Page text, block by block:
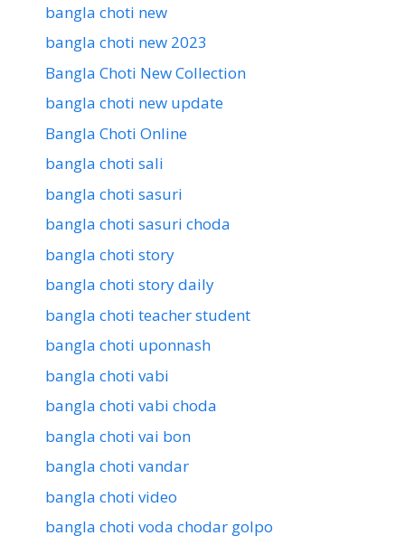
bangla choti new
bangla choti new 2023
Bangla Choti New Collection
bangla choti new update
Bangla Choti Online
bangla choti sali
bangla choti sasuri
bangla choti sasuri choda
bangla choti story
bangla choti story daily
bangla choti teacher student
bangla choti uponnash
bangla choti vabi
bangla choti vabi choda
bangla choti vai bon
bangla choti vandar
bangla choti video
bangla choti voda chodar golpo